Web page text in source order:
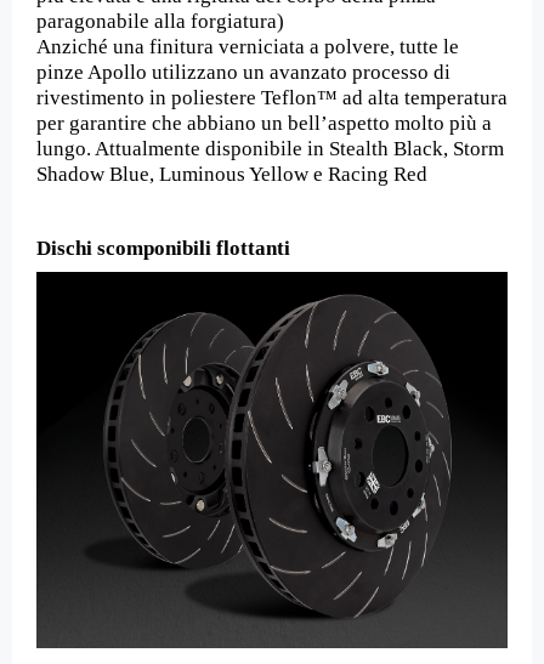
paragonabile alla forgiatura)
Anziché una finitura verniciata a polvere, tutte le
pinze Apollo utilizzano un avanzato processo di
rivestimento in poliestere Teflon™ ad alta temperatura
per garantire che abbiano un bell’aspetto molto più a
lungo. Attualmente disponibile in Stealth Black, Storm
Shadow Blue, Luminous Yellow e Racing Red
Dischi scomponibili flottanti